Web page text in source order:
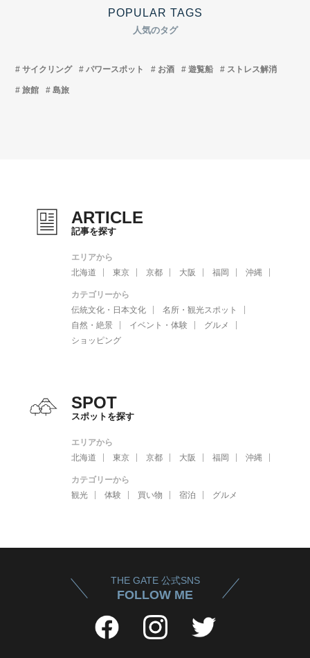
POPULAR TAGS
人気のタグ
サイクリング パワースポット お酒 遊覧船 ストレス解消
旅館 島旅
ARTICLE
記事を探す
エリアから
北海道
東京 京都 大阪 福岡 沖縄
カテゴリーから
伝統文化・日本文化
名所・観光スポット
自然・絶景
イベント・体験
グルメ
ショッピング
SPOT
スポットを探す
エリアから
北海道
東京 京都 大阪 福岡 沖縄
カテゴリーから
観光
体験 買い物 宿泊 グルメ
THE GATE 公式SNS
FOLLOW ME